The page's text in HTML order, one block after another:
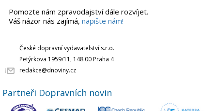
Pomozte nám zpravodajství dále rozvíjet.
Váš názor nás zajímá, napište nám!
České dopravní vydavatelství s.r.o.
Petýrkova 1959/11, 148 00 Praha 4
redakce@dnoviny.cz
Partneři Dopravních novin